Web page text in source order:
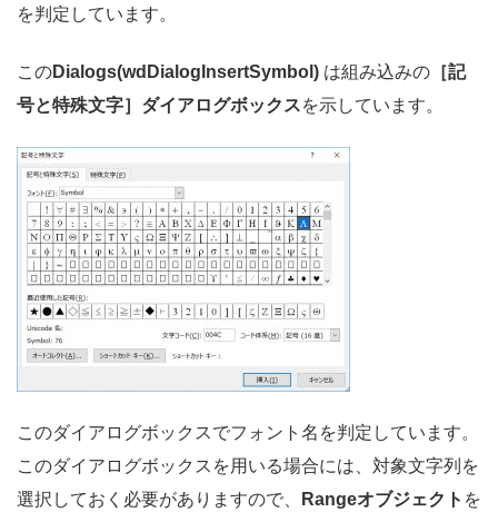
を判定しています。
このDialogs(wdDialogInsertSymbol) は組み込みの ［記
号と特殊文字］ダイアログボックスを示しています。
このダイアログボックスでフォント名を判定しています。
このダイアログボックスを用いる場合には、対象文字列を
選択しておく必要がありますので、
Rangeオブジェクト を